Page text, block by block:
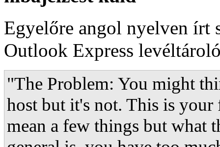
Egyelőre angol nyelven írt
Outlook Express
"The Problem: You might
host but it's not. This is
mean a few things but what